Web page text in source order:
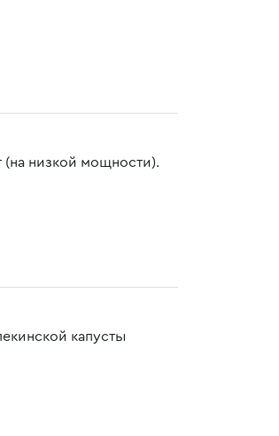
(на низкой мощности).
капусты